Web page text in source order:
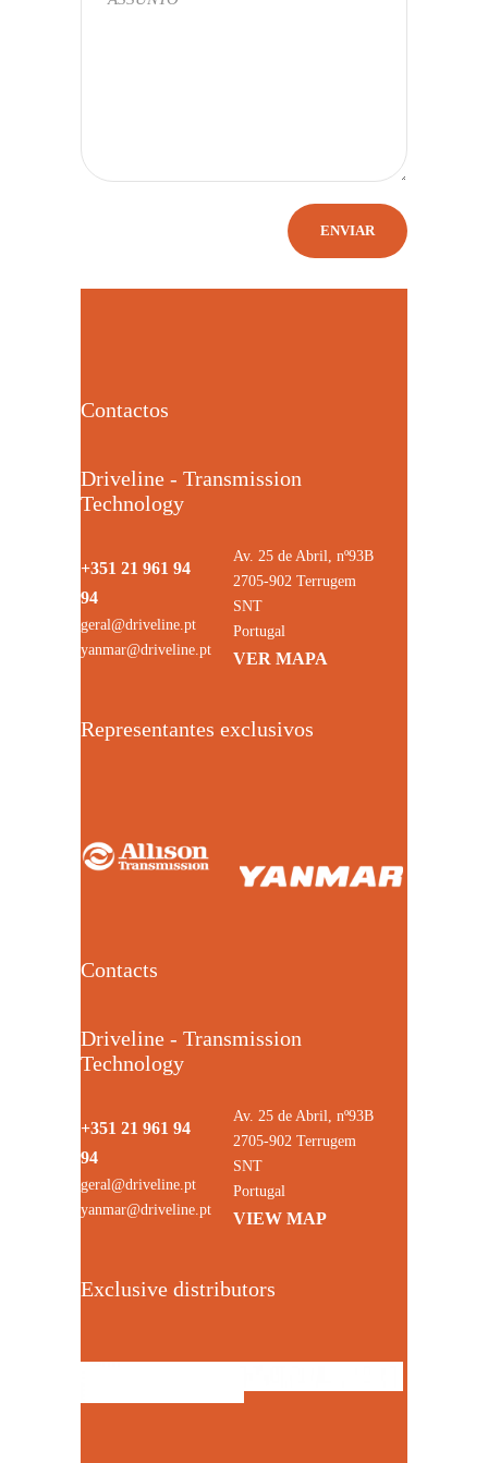
Contactos
Driveline - Transmission
Technology
+351 21 961 94
94
geral@driveline.pt
yanmar@driveline.pt
Av. 25 de Abril, nº93B
2705-902 Terrugem
SNT
Portugal
VER MAPA
Representantes exclusivos
Contacts
Driveline - Transmission
Technology
+351 21 961 94
94
geral@driveline.pt
yanmar@driveline.pt
Av. 25 de Abril, nº93B
2705-902 Terrugem
SNT
Portugal
VIEW MAP
Exclusive distributors